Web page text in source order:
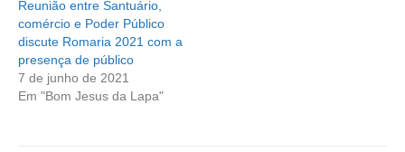
Reunião entre Santuário,
comércio e Poder Público
discute Romaria 2021 com a
presença de público
7 de junho de 2021
Em "Bom Jesus da Lapa"